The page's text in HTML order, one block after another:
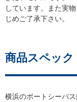
しています。また実
じめご了承下さい。
商品スペック
横浜のボートシーバ